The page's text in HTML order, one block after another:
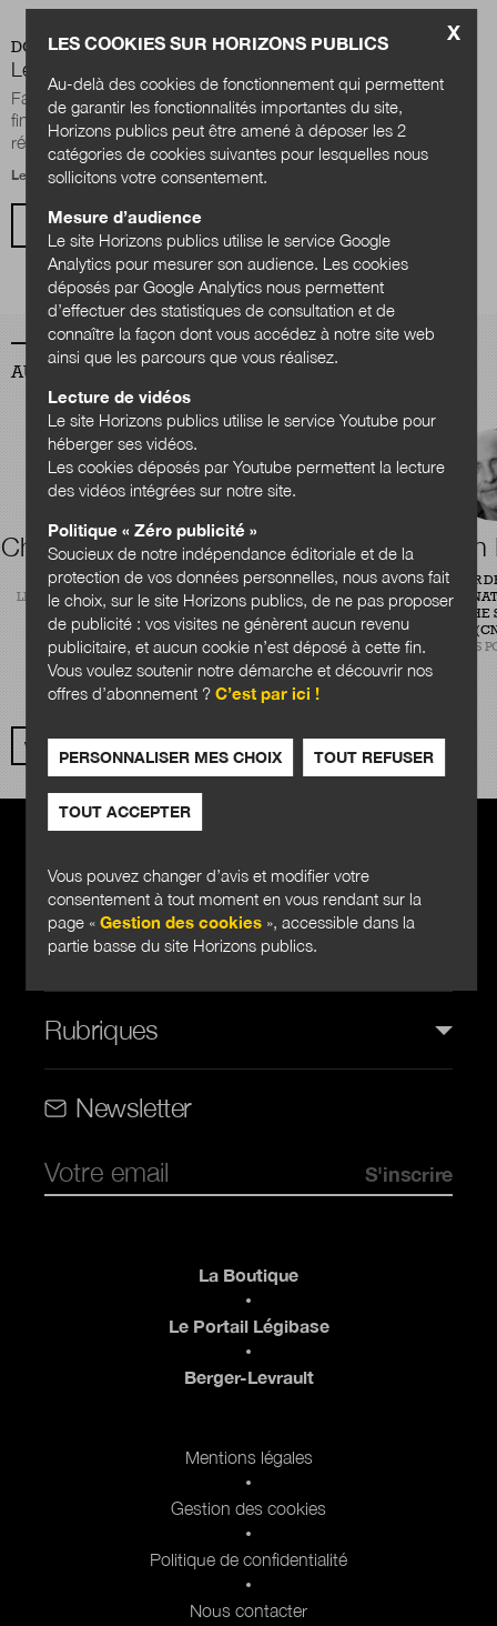
Nous suivre
DOSSIER
Les clés du financement des projets de territoire
Face au durcissement budgétaire imposé par les lois de
finances 2025-2026, le bloc communal se trouve contraint de
réinventer ses modèles de...
Le 6 mai 2026
VOIR TOUS LES ARTICLES
AUTEURS
VOIR TOUS LES AUTEURS
Charles Quansah
RÉDACTEUR
LÉGIBASE COLLECTIVITÉS
Théophile
Courtier
CONSULTANT EN ÉVALUATION
DE POLITIQUES PUBLIQUES
CABINET PLANÈTE PUBLIQUE
DIRECTEUR
CENTRE
SCIENCES
Horizons publics
Rubriques
Newsletter
La Boutique
Le Portail Légibase
Berger-Levrault
Mentions légales
Gestion des cookies
Politique de confidentialité
Nous contacter
X
LES COOKIES SUR HORIZONS PUBLICS
Au-delà des cookies de fonctionnement qui permettent
de garantir les fonctionnalités importantes du site,
Horizons publics peut être amené à déposer les 2
catégories de cookies suivantes pour lesquelles nous
sollicitons votre consentement.
Mesure d’audience
Le site Horizons publics utilise le service Google
Analytics pour mesurer son audience. Les cookies
déposés par Google Analytics nous permettent
d’effectuer des statistiques de consultation et de
connaître la façon dont vous accédez à notre site web
ainsi que les parcours que vous réalisez.
Lecture de vidéos
Le site Horizons publics utilise le service Youtube pour
héberger ses vidéos.
Les cookies déposés par Youtube permettent la lecture
des vidéos intégrées sur notre site.
Politique « Zéro publicité »
Soucieux de notre indépendance éditoriale et de la
protection de vos données personnelles, nous avons fait
le choix, sur le site Horizons publics, de ne pas proposer
de publicité : vos visites ne génèrent aucun revenu
publicitaire, et aucun cookie n’est déposé à cette fin.
Vous voulez soutenir notre démarche et découvrir nos
offres d’abonnement ? C’est par ici !
PERSONNALISER MES CHOIX TOUT REFUSER
TOUT ACCEPTER
Vous pouvez changer d’avis et modifier votre
consentement à tout moment en vous rendant sur la
page « Gestion des cookies», accessible dans la
partie basse du site Horizons publics.